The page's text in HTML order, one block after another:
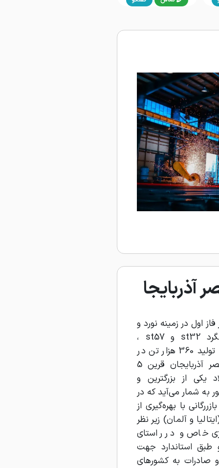
آذربایجا
اول در زمینه نورد و
ذوب، تیرآهن سنگین ، میلگرد st32 و st57 ،
اکسیژن ، ناودانی و نبشی با تولید 360 هزار تن در
سال فعالیت می‌کند.فولاد نصر آذربایجان قرین 5
یکی از بزرگترین و
به شمار می‌آید که در
با بهره‌گیری از
و آلمان) زیر نظر
خاص و در راستای
طبق استاندارد جهت
صادرات به کشورهای